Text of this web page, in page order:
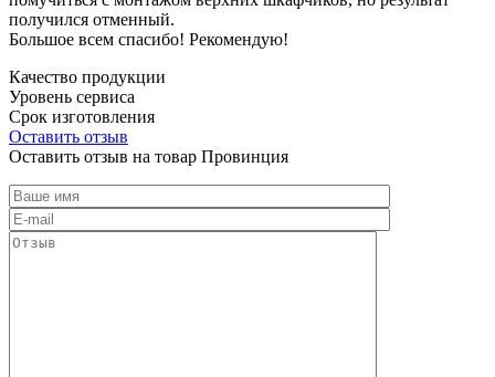
получился отменный.
Большое всем спасибо! Рекомендую!
Качество продукции
Уровень сервиса
Срок изготовления
Оставить отзыв
Оставить отзыв на товар Провинция